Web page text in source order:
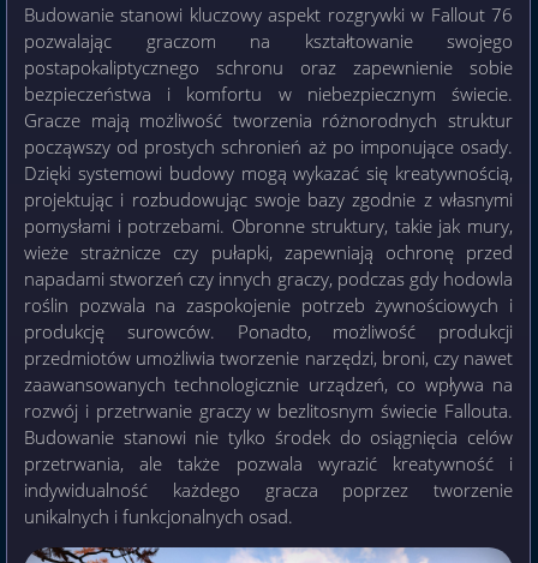
Budowanie stanowi kluczowy aspekt rozgrywki w Fallout 76
pozwalając graczom na kształtowanie swojego
postapokaliptycznego schronu oraz zapewnienie sobie
bezpieczeństwa i komfortu w niebezpiecznym świecie.
Gracze mają możliwość tworzenia różnorodnych struktur
począwszy od prostych schronień aż po imponujące osady.
Dzięki systemowi budowy mogą wykazać się kreatywnością,
projektując i rozbudowując swoje bazy zgodnie z własnymi
pomysłami i potrzebami. Obronne struktury, takie jak mury,
wieże strażnicze czy pułapki, zapewniają ochronę przed
napadami stworzeń czy innych graczy, podczas gdy hodowla
roślin pozwala na zaspokojenie potrzeb żywnościowych i
produkcję surowców. Ponadto, możliwość produkcji
przedmiotów umożliwia tworzenie narzędzi, broni, czy nawet
zaawansowanych technologicznie urządzeń, co wpływa na
rozwój i przetrwanie graczy w bezlitosnym świecie Fallouta.
Budowanie stanowi nie tylko środek do osiągnięcia celów
przetrwania, ale także pozwala wyrazić kreatywność i
indywidualność każdego gracza poprzez tworzenie
unikalnych i funkcjonalnych osad.